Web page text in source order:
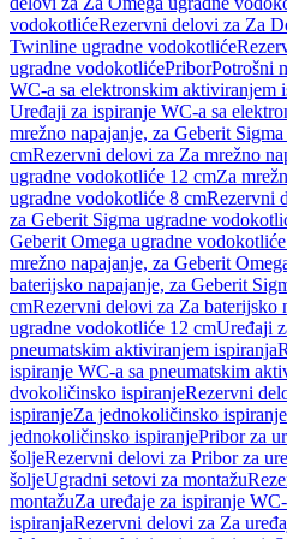
vodokotlićeRezervni delovi za Za
Twinline ugradne vodokotliće
ugradne vodokotlićePriborPotrošni
WC-a sa elektronskim aktiviranjem
Uređaji za ispiranje WC-a sa
mrežno napajanje, za Geberit
cmRezervni delovi za Za mrežno
ugradne vodokotliće 12 cmZa
ugradne vodokotliće 8 cmRezervni
za Geberit Sigma ugradne
Geberit Omega ugradne
mrežno napajanje, za Geberit
baterijsko napajanje, za Geberit
cmRezervni delovi za Za baterijsko
ugradne vodokotliće 12 cmUređaji
pneumatskim aktiviranjem ispiranja
ispiranje WC-a sa pneumatskim
dvokoličinsko ispiranjeRezervni
ispiranjeZa jednokoličinsko ispiranje
jednokoličinsko ispiranjePribor za
šoljeRezervni delovi za Pribor za
šoljeUgradni setovi za montažu
montažuZa uređaje za ispiranje
ispiranjaRezervni delovi za Za